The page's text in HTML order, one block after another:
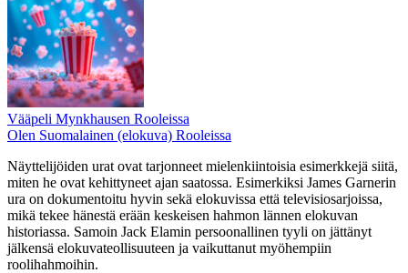
Vääpeli Mynkhausen Rooleissa
Olen Suomalainen (elokuva) Rooleissa
Näyttelijöiden urat ovat tarjonneet mielenkiintoisia esimerkkejä siitä,
miten he ovat kehittyneet ajan saatossa. Esimerkiksi James Garnerin
ura on dokumentoitu hyvin sekä elokuvissa että televisiosarjoissa,
mikä tekee hänestä erään keskeisen hahmon lännen elokuvan
historiassa. Samoin Jack Elamin persoonallinen tyyli on jättänyt
jälkensä elokuvateollisuuteen ja vaikuttanut myöhempiin
roolihahmoihin.